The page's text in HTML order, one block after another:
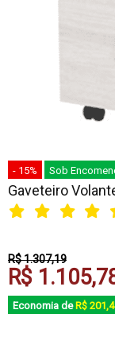
- 15% Sob
Gaveteiro
R$ 1.307,19
R$
Economia de R$